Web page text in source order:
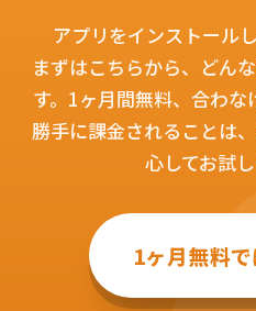
アプリをインストール
まずはこちらから、どん
す。1ヶ月間無料、合わな
勝手に課金されることは
心してお試し
1ヶ月無料